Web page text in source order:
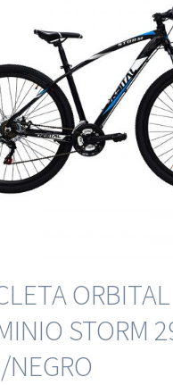
ORBITAL
STORM
NEGRO